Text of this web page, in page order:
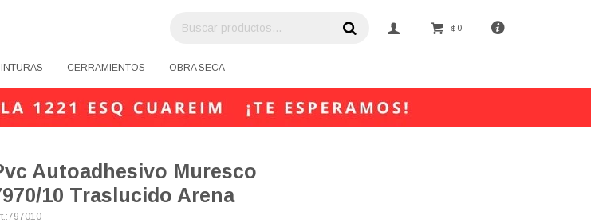
CERRAMIENTOS OBRA SECA
$ 0
Autoadhesivo Muresco
10 Traslucido Arena
797010